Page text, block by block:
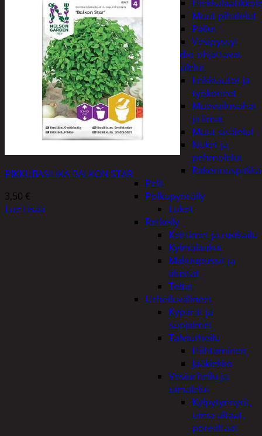
Muut pihalelut
Pallot
Vesipyssyt
Radio-ohjattavat
Sisälelut
Leikkiautot ja
työkoneet
Muovailuvahat
ja limat
Muut sisälelut
Nuket ja
pehmolelut
Pelit
Polkupyöräily
Lukot
Retkeily
Keittimet ja ruokailu
Kylmälaukut
Makuupussit ja
alustat
Teltat
Urheiluvälineet
Kypärät ja
suojaimet
Talviurheilu
Hiihtäminen
Jääkiekko
Vesiurheilu ja
uimalelut
Kylpytynnyrit,
uima-altaat,
porealtaat
PIKKUBASILIKA BALKON STAR
3,50 €
Lue Lisää